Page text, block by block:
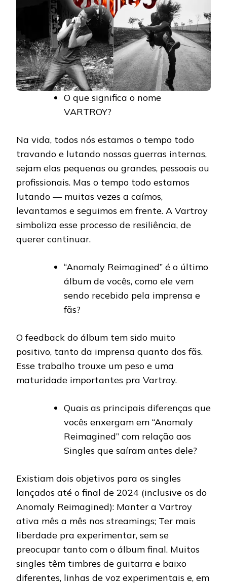
O que significa o nome
VARTROY?
Na vida, todos nós estamos o tempo todo
travando e lutando nossas guerras internas,
sejam elas pequenas ou grandes, pessoais ou
profissionais. Mas o tempo todo estamos
lutando — muitas vezes a caímos,
levantamos e seguimos em frente. A Vartroy
simboliza esse processo de resiliência, de
querer continuar.
“Anomaly Reimagined” é o último
álbum de vocês, como ele vem
sendo recebido pela imprensa e
fãs?
O feedback do álbum tem sido muito
positivo, tanto da imprensa quanto dos fãs.
Esse trabalho trouxe um peso e uma
maturidade importantes pra Vartroy.
Quais as principais diferenças que
vocês enxergam em “Anomaly
Reimagined” com relação aos
Singles que saíram antes dele?
Existiam dois objetivos para os singles
lançados até o final de 2024 (inclusive os do
Anomaly Reimagined): Manter a Vartroy
ativa mês a mês nos streamings; Ter mais
liberdade pra experimentar, sem se
preocupar tanto com o álbum final. Muitos
singles têm timbres de guitarra e baixo
diferentes, linhas de voz experimentais e, em